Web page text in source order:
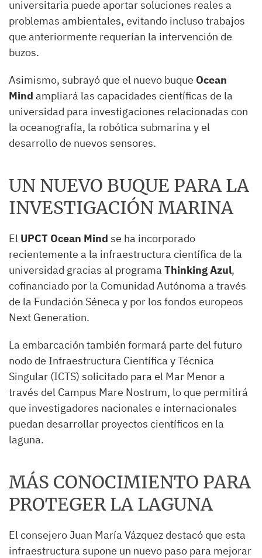
universitaria puede aportar soluciones reales a
problemas ambientales, evitando incluso trabajos
que anteriormente requerían la intervención de
buzos.
Asimismo, subrayó que el nuevo buque Ocean
Mind ampliará las capacidades científicas de la
universidad para investigaciones relacionadas con
la oceanografía, la robótica submarina y el
desarrollo de nuevos sensores.
UN NUEVO BUQUE PARA LA
INVESTIGACIÓN MARINA
El UPCT Ocean Mind se ha incorporado
recientemente a la infraestructura científica de la
universidad gracias al programa Thinking Azul,
cofinanciado por la Comunidad Autónoma a través
de la Fundación Séneca y por los fondos europeos
Next Generation.
La embarcación también formará parte del futuro
nodo de Infraestructura Científica y Técnica
Singular (ICTS) solicitado para el Mar Menor a
través del Campus Mare Nostrum, lo que permitirá
que investigadores nacionales e internacionales
puedan desarrollar proyectos científicos en la
laguna.
MÁS CONOCIMIENTO PARA
PROTEGER LA LAGUNA
El consejero Juan María Vázquez destacó que esta
infraestructura supone un nuevo paso para mejorar